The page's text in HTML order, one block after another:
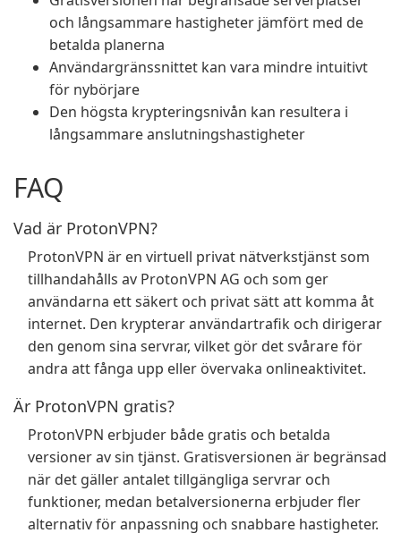
och långsammare hastigheter jämfört med de
betalda planerna
Användargränssnittet kan vara mindre intuitivt
för nybörjare
Den högsta krypteringsnivån kan resultera i
långsammare anslutningshastigheter
FAQ
Vad är ProtonVPN?
ProtonVPN är en virtuell privat nätverkstjänst som
tillhandahålls av ProtonVPN AG och som ger
användarna ett säkert och privat sätt att komma åt
internet. Den krypterar användartrafik och dirigerar
den genom sina servrar, vilket gör det svårare för
andra att fånga upp eller övervaka onlineaktivitet.
Är ProtonVPN gratis?
ProtonVPN erbjuder både gratis och betalda
versioner av sin tjänst. Gratisversionen är begränsad
när det gäller antalet tillgängliga servrar och
funktioner, medan betalversionerna erbjuder fler
alternativ för anpassning och snabbare hastigheter.